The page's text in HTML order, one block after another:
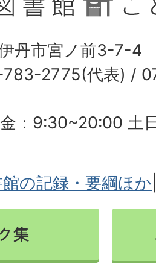
丹市宮ノ前3-7-4
783-2775(代表) /
：9:30~20:00 土
館の記録・要綱ほか